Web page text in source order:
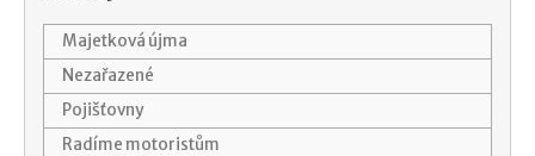
Majetková újma
Nezařazené
Pojišťovny
Radíme motoristům